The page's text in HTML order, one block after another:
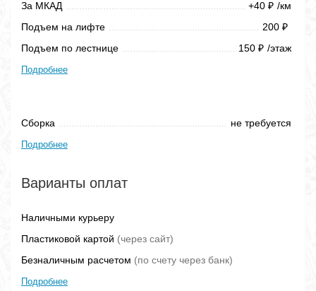
За МКАД +40 ₽ /км
Подъем на лифте
200 ₽
Подъем по лестнице 150 ₽ /этаж
Подробнее
Сборка не требуется
Подробнее
Варианты оплат
Наличными курьеру
Пластиковой картой (через сайт)
Безналичным расчетом (по счету через банк)
Подробнее